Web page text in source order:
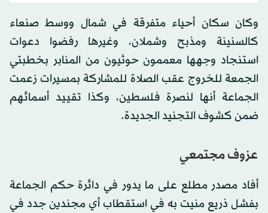
وكان سكان أحياء متفرقة في شمال ووسط صنعاء
كالسنينة ومذبح وشملان، وغيرها رفضوا دعوات
استنجاد وجهها معممون حوثيون من المنابر بخطبتي
الجمعة للخروج عقب الصلاة للمشاركة بمسيرات زعمت
الجماعة أنها لنصرة فلسطين، وكذا تقييد أسمائهم
ضمن كشوف التجنيد الجديدة.
عزوف مجتمعي
أفاد مصدر مطلع على ما يدور في دائرة حكم الجماعة
بفشل ذريع منيت به في استقطاب أي مجندين جدد في